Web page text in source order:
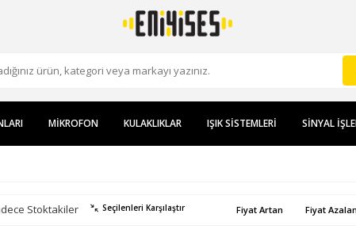
MIKROFON KULAKLIKLAR IŞIK SISTEMLERI SINYAL
Stoktakiler Seçilenleri Karşılaştır Fiyat Artan Fiyat Azalan